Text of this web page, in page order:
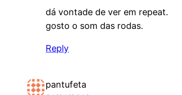
dá vontade de ver em repeat.
gosto o som das rodas.
Reply
pantufeta